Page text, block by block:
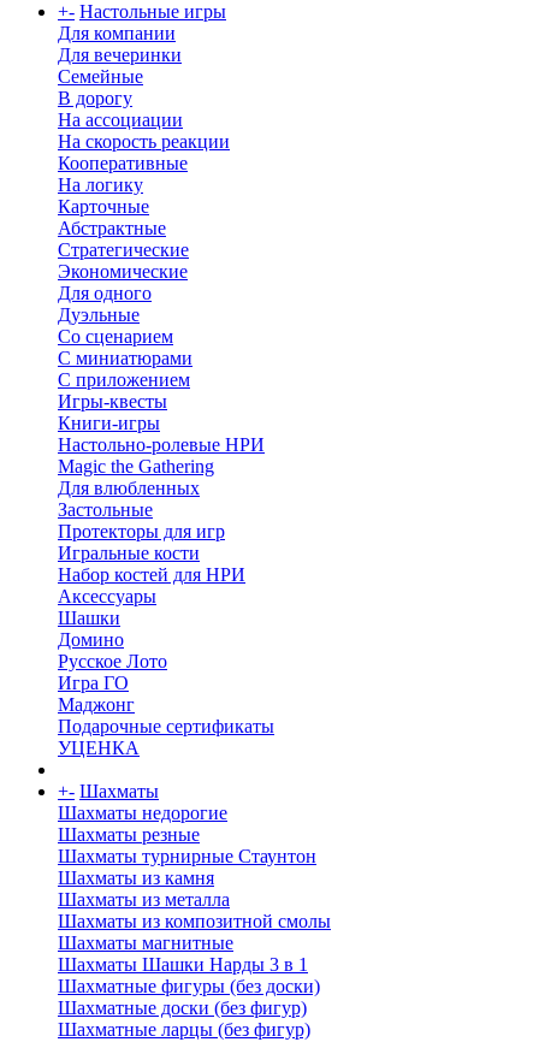
+- Настольные игры
Для компании
Для вечеринки
Семейные
В дорогу
На ассоциации
На скорость реакции
Кооперативные
На логику
Карточные
Абстрактные
Стратегические
Экономические
Для одного
Дуэльные
Со сценарием
С миниатюрами
С приложением
Игры-квесты
Книги-игры
Настольно-ролевые НРИ
Magic the Gathering
Для влюбленных
Застольные
Протекторы для игр
Игральные кости
Набор костей для НРИ
Аксессуары
Шашки
Домино
Русское Лото
Игра ГО
Маджонг
Подарочные сертификаты
УЦЕНКА
+- Шахматы
Шахматы недорогие
Шахматы резные
Шахматы турнирные Стаунтон
Шахматы из камня
Шахматы из металла
Шахматы из композитной смолы
Шахматы магнитные
Шахматы Шашки Нарды 3 в 1
Шахматные фигуры (без доски)
Шахматные доски (без фигур)
Шахматные ларцы (без фигур)